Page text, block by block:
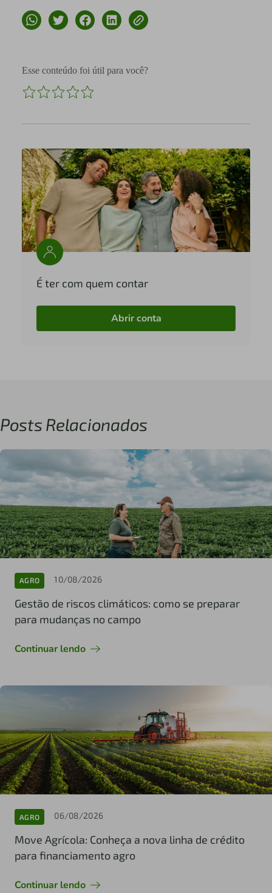
Esse conteúdo foi útil para você?
É ter com quem contar
Abrir conta
Posts Relacionados
AGRO 10/08/2026
Gestão de riscos climáticos: como se preparar
para mudanças no campo
Continuar lendo
AGRO 06/08/2026
Move Agrícola: Conheça a nova linha de crédito
para financiamento agro
Continuar lendo